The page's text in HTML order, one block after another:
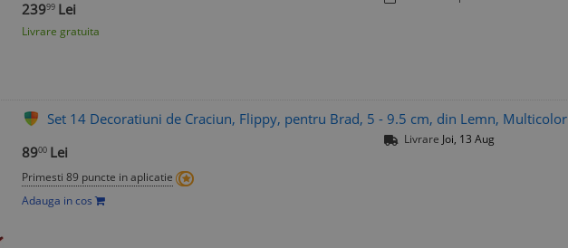
23999 Lei
Livrare gratuita
Set 14 Decoratiuni de Craciun, Flippy, pentru Brad, 5 - 9.5 cm, din Lemn, Multicolor
8900 Lei
Primesti 89 puncte in aplicatie
Adauga in cos
Livrare Joi, 13 Aug